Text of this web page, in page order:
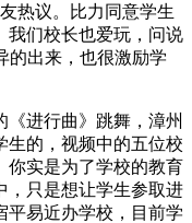
热议。比力同意学生
我们校长也爱玩，问说
的出来，也很激励学
进行曲》跳舞，漳州
生的，视频中的五位校
你实是为了学校的教育
，只是想让学生参取进
平易近办学校，目前学